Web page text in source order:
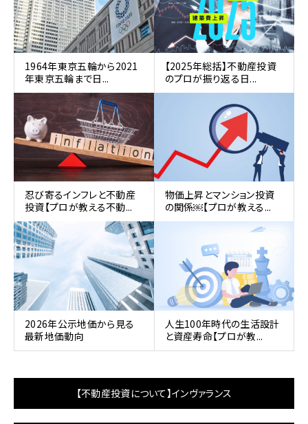
1964年東京五輪から2021
年東京五輪まで日...
【2025年総括】不動産投資
のプロが振り返る日...
忍び寄るインフレと不動産
投資【プロが教える不動...
物価上昇とマンション投資
の関係￼【プロが教える...
2026年公示地価から見る
最新地価動向
人生100年時代の生活設計
と資産寿命【プロが教...
【不動産投資について】インヴァランス